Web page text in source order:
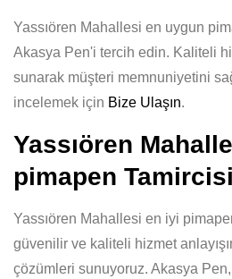
Yassıören Mahallesi en uygun
Akasya Pen'i tercih edin. Kaliteli
sunarak müşteri memnuniyetini
incelemek için Bize Ulaşın.
Yassıören
pimapen Tamircisi
Yassıören Mahallesi en iyi
güvenilir ve kaliteli hizmet
çözümleri sunuyoruz. Akasya